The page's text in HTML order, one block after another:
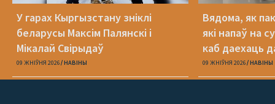
У гарах Кыргызстану зніклі
беларусы Максім Палянскі і
Мікалай Свірыдаў
09 ЖНІЎНЯ 2026 НАВІНЫ
Вядома, як
які напаў на
каб даехаць
09 ЖНІЎНЯ 2026 НАВІНЫ